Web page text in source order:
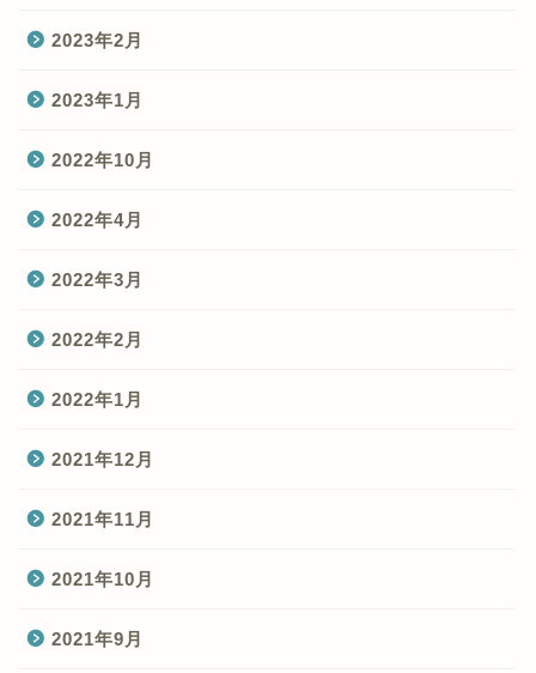
2023年2月
2023年1月
2022年10月
2022年4月
2022年3月
2022年2月
2022年1月
2021年12月
2021年11月
2021年10月
2021年9月